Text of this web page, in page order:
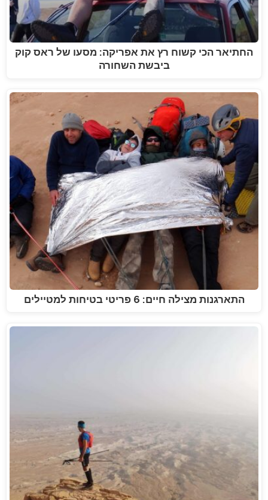
החתיאר הכי קשוח רץ את אפריקה: מסעו של ראס קוק
ביבשת השחורה
התארגנות מצילה חיים: 6 פריטי בטיחות למטיילים